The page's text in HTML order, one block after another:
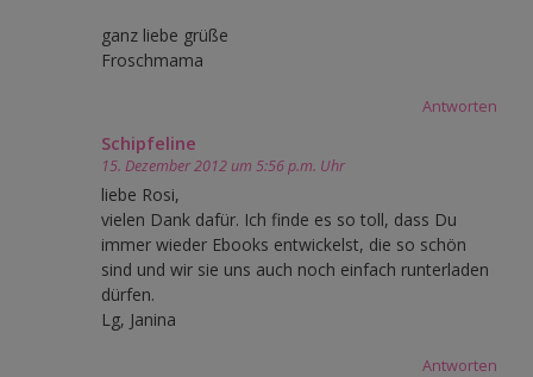
ganz liebe grüße
Froschmama
Antworten
Schipfeline
15. Dezember 2012 um 5:56 p.m. Uhr
liebe Rosi,
vielen Dank dafür. Ich finde es so toll, dass Du
immer wieder Ebooks entwickelst, die so schön
sind und wir sie uns auch noch einfach runterladen
dürfen.
Lg, Janina
Antworten